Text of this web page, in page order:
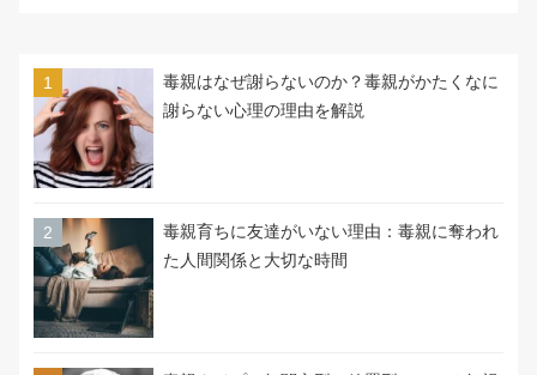
毒親はなぜ謝らないのか？毒親がかたくなに
謝らない心理の理由を解説
毒親育ちに友達がいない理由：毒親に奪われ
た人間関係と大切な時間